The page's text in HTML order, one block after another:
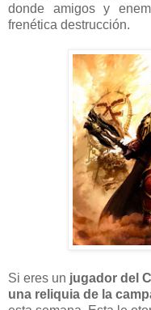
donde amigos y
frenética destrucción.
Si eres un jugador del
una reliquia de la